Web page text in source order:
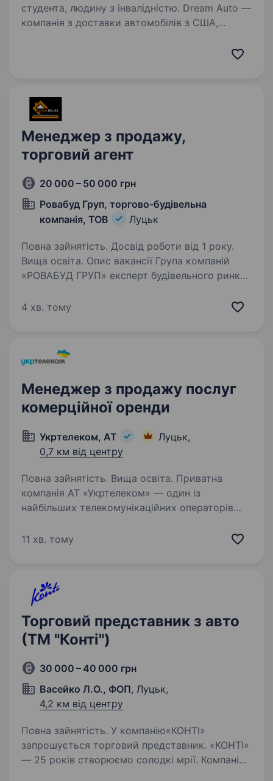
студента, людину з інвалідністю. Dream Auto —
компанія з доставки автомобілів з США,
Менеджер з продажу,
торговий агент
20 000 – 50 000 грн
Ровабуд Груп, торгово-будівельна
компанія, ТОВ
Луцьк
Повна зайнятість. Досвід роботи від 1 року.
Вища освіта. Опис вакансії Група компаній
«РОВАБУД ГРУП» експерт будівельного ринку,
матеріалів. Успішний досвід роботи доведений
4 хв. тому
Менеджер з продажу послуг
комерційної оренди
Укртелеком, АТ
Луцьк,
0,7 км від центру
Повна зайнятість. Вища освіта. Приватна
компанія АТ «Укртелеком» — один із
найбільших телекомунікаційних операторів
надійним інтернетом та сучасними цифровими
11 хв. тому
Торговий представник з авто
(ТМ "Конті")
30 000 – 40 000 грн
Васейко Л.О., ФОП, Луцьк,
4,2 км від центру
Повна зайнятість. У компанію«КОНТІ»
запрошується торговий представник. «КОНТI»
— 25 років створюємо солодкі мрії. Компанія